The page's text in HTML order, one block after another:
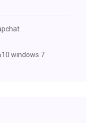
windows 7